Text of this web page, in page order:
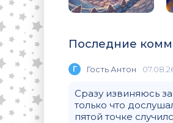
Последние
Г Гость Антон
Сразу извиняюсь
только что
пятой точке